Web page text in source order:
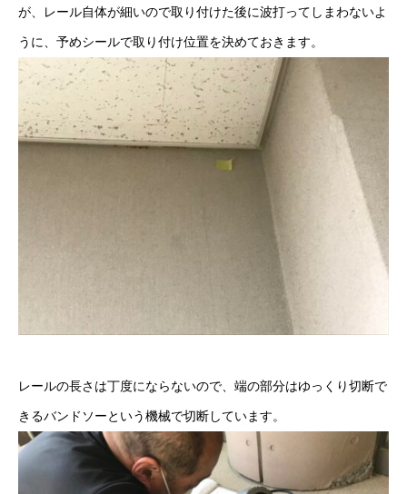
が、レール自体が細いので取り付けた後に波打ってしまわないよ
うに、予めシールで取り付け位置を決めておきます。
レールの長さは丁度にならないので、端の部分はゆっくり切断で
きるバンドソーという機械で切断しています。